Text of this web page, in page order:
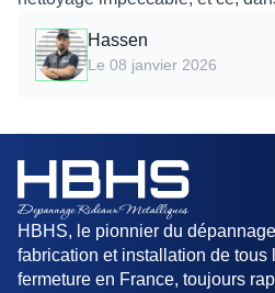
Hassen
Le 08 janvier 2026
HBHS, le pionnier du
fabrication et installation de tous
fermeture en France, toujours